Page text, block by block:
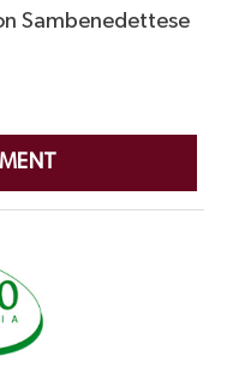
Sambenedettese